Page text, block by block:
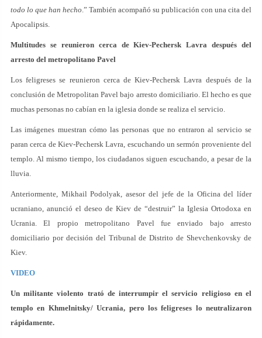
todo lo que han hecho.” También acompañó su publicación con una cita del
Apocalipsis.
Multitudes se reunieron cerca de Kiev-Pechersk Lavra después del
arresto del metropolitano Pavel
Los feligreses se reunieron cerca de Kiev-Pechersk Lavra después de la
conclusión de Metropolitan Pavel bajo arresto domiciliario. El hecho es que
muchas personas no cabían en la iglesia donde se realiza el servicio.
Las imágenes muestran cómo las personas que no entraron al servicio se
paran cerca de Kiev-Pechersk Lavra, escuchando un sermón proveniente del
templo. Al mismo tiempo, los ciudadanos siguen escuchando, a pesar de la
lluvia.
Anteriormente, Mikhail Podolyak, asesor del jefe de la Oficina del líder
ucraniano, anunció el deseo de Kiev de “destruir” la Iglesia Ortodoxa en
Ucrania. El propio metropolitano Pavel fue enviado bajo arresto
domiciliario por decisión del Tribunal de Distrito de Shevchenkovsky de
Kiev.
VIDEO
Un militante violento trató de interrumpir el servicio religioso en el
templo en Khmelnitsky/ Ucrania, pero los feligreses lo neutralizaron
rápidamente.